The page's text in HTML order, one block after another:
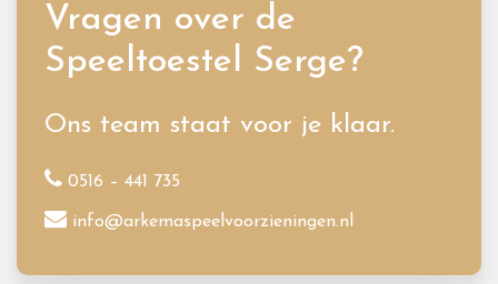
Vragen over de
Speeltoestel Serge?
Ons team staat voor je klaar.
0516 – 441 735
info@arkemaspeelvoorzieningen.nl